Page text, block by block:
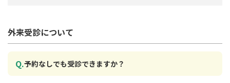
外来受診について
予約なしでも受診できますか？